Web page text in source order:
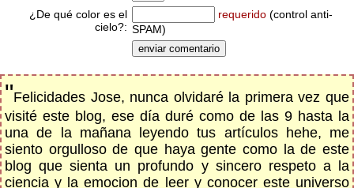
¿De qué color es el
cielo?:
requerido (control anti-
SPAM)
"Felicidades Jose, nunca olvidaré la primera vez que
visité este blog, ese día duré como de las 9 hasta la
una de la mañana leyendo tus artículos hehe, me
siento orgulloso de que haya gente como la de este
blog que sienta un profundo y sincero respeto a la
ciencia y la emocion de leer y conocer este universo